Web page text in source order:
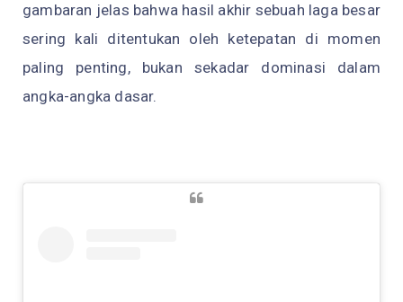
gambaran jelas bahwa hasil akhir sebuah laga besar
sering kali ditentukan oleh ketepatan di momen
paling penting, bukan sekadar dominasi dalam
angka-angka dasar.